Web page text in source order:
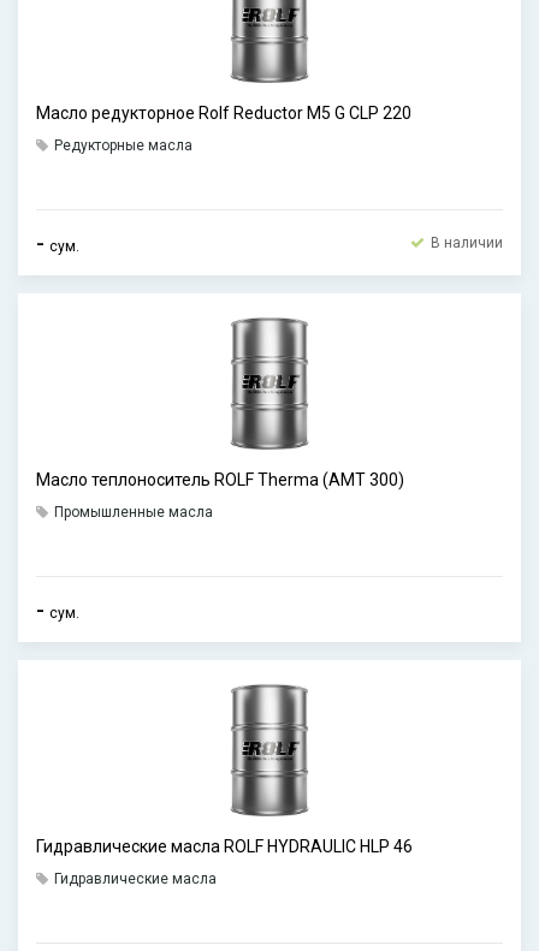
Масло редукторное Rolf Reductor M5 G CLP 220
Редукторные масла
- сум. В наличии
Масло теплоноситель ROLF Therma (АМТ 300)
Промышленные масла
- сум.
Гидравлические масла ROLF HYDRAULIC HLP 46
Гидравлические масла